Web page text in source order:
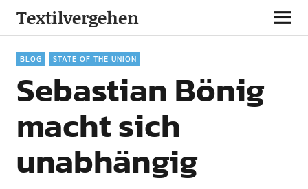
Textilvergehen
BLOG STATE OF THE UNION
Sebastian Bönig
macht sich
unabhängig